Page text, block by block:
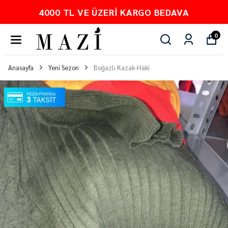
4000 TL VE ÜZERI KARGO BEDAVA
0
Anasayfa Yeni Sezon Boğazlı Kazak-Haki